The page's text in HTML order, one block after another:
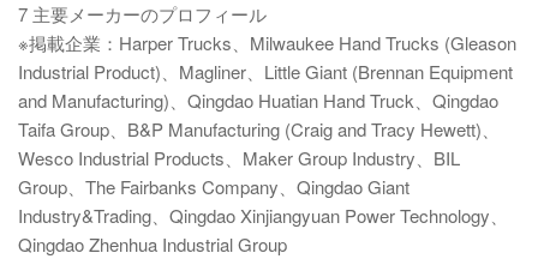
7 主要メーカーのプロフィール
※掲載企業：Harper Trucks、Milwaukee Hand Trucks (Gleason
Industrial Product)、Magliner、Little Giant (Brennan Equipment
and Manufacturing)、Qingdao Huatian Hand Truck、Qingdao
Taifa Group、B&P Manufacturing (Craig and Tracy Hewett)、
Wesco Industrial Products、Maker Group Industry、BIL
Group、The Fairbanks Company、Qingdao Giant
Industry&Trading、Qingdao Xinjiangyuan Power Technology、
Qingdao Zhenhua Industrial Group